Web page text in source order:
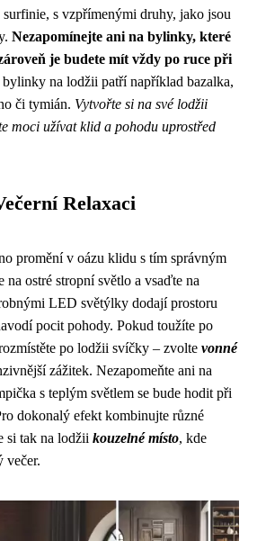
s vzpřímenými druhy, jako jsou
Nezapomínejte ani na bylinky, které
je budete mít vždy po ruce při
na lodžii patří například bazalka,
či tymián. Vytvořte si na své lodžii
moci užívat klid a pohodu uprostřed
Relaxaci
promění v oázu klidu s tím správným
na ostré stropní světlo a vsaďte na
LED světýlky dodají prostoru
pocit pohody. Pokud toužíte po
po lodžii svíčky – zvolte vonné
zážitek. Nezapomeňte ani na
s teplým světlem se bude hodit při
dokonalý efekt kombinujte různé
si tak na lodžii kouzelné místo, kde
večer.